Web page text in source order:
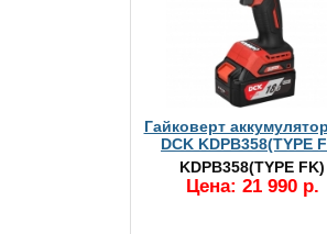
Гайковерт
DCK KDPB358(TYPE
KDPB358(TYPE FK)
Цена: 21 990 р.